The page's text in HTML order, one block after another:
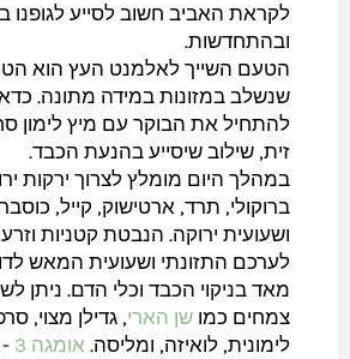
לקראת האביב חשוב לסייע לגופנו
ובהתחדשות.
הטעם השייך לאלמנט העץ הוא
שנשלב במזונות במידה מתונה.
להתחיל את הבוקר עם מיץ לימון
זית, שילוב שיסייע בהנעת הכבד.
במהלך היום מומלץ לצרוך ירקות
ברוקולי, תרד, ארטישוק, קייל,
ושעועית ירוקה. הנבטת קטניות
לערכם התזונתי ושעועית המאש
מאד בניקוי הכבד וכלי הדם. ניתן
צמחים כמו שן הארי, גדילן מצוי,
לימונית, לואיזה, ומליסה. אומגה 3